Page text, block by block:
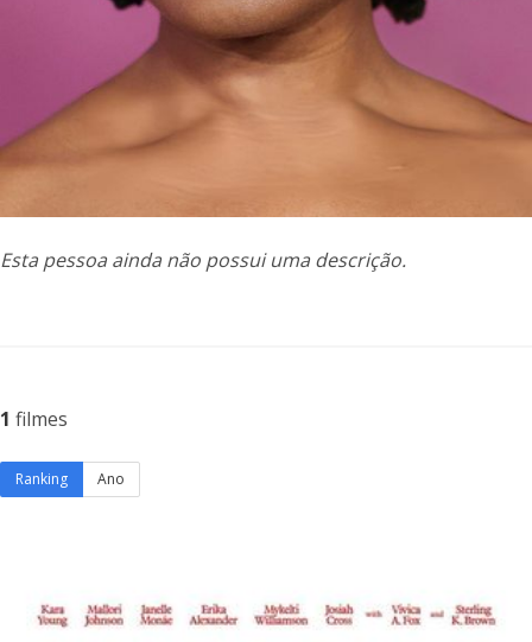
Esta pessoa ainda não possui uma descrição.
1 filmes
Ranking Ano